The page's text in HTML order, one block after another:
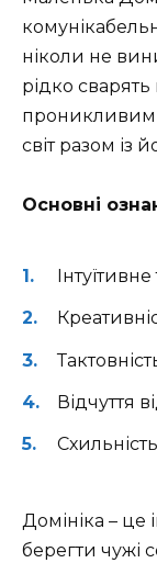
ніколи не
рідко
проникливим
світ разом із
Основні
Відчуття
Домініка – це
берегти чужі